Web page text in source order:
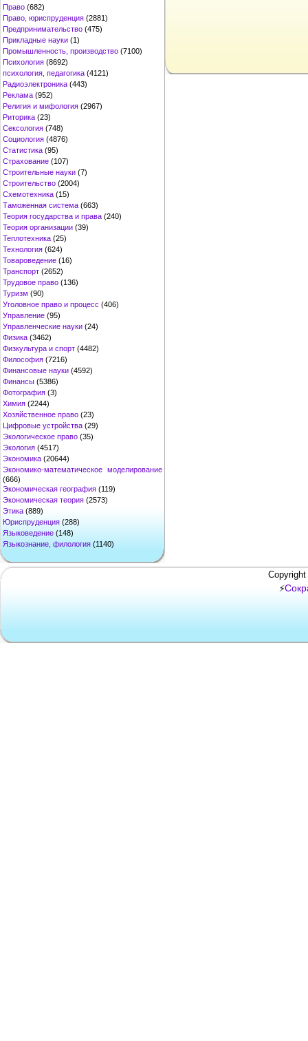
Право (682)
Право, юриспруденция (2881)
Предпринимательство (475)
Прикладные науки (1)
Промышленность, производство (7100)
Психология (8692)
психология, педагогика (4121)
Радиоэлектроника (443)
Реклама (952)
Религия и мифология (2967)
Риторика (23)
Сексология (748)
Социология (4876)
Статистика (95)
Страхование (107)
Строительные науки (7)
Строительство (2004)
Схемотехника (15)
Таможенная система (663)
Теория государства и права (240)
Теория организации (39)
Теплотехника (25)
Технология (624)
Товароведение (16)
Транспорт (2652)
Трудовое право (136)
Туризм (90)
Уголовное право и процесс (406)
Управление (95)
Управленческие науки (24)
Физика (3462)
Физкультура и спорт (4482)
Философия (7216)
Финансовые науки (4592)
Финансы (5386)
Фотография (3)
Химия (2244)
Хозяйственное право (23)
Цифровые устройства (29)
Экологическое право (35)
Экология (4517)
Экономика (20644)
Экономико-математическое моделирование
(666)
Экономическая география (119)
Экономическая теория (2573)
Этика (889)
Юриспруденция (288)
Языковедение (148)
Языкознание, филология (1140)
⚡